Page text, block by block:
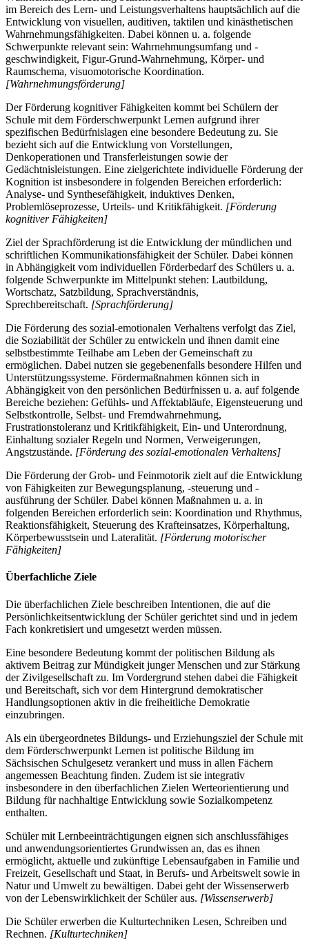
im Bereich des Lern- und Leistungsverhaltens hauptsächlich auf die
Entwicklung von visuellen, auditiven, taktilen und kinästhetischen
Wahrnehmungsfähigkeiten. Dabei können u. a. folgende
Schwerpunkte relevant sein: Wahrnehmungsumfang und -
geschwindigkeit, Figur-Grund-Wahrnehmung, Körper- und
Raumschema, visuomotorische Koordination.
[Wahrnehmungsförderung]
Der Förderung kognitiver Fähigkeiten kommt bei Schülern der
Schule mit dem Förderschwerpunkt Lernen aufgrund ihrer
spezifischen Bedürfnislagen eine besondere Bedeutung zu. Sie
bezieht sich auf die Entwicklung von Vorstellungen,
Denkoperationen und Transferleistungen sowie der
Gedächtnisleistungen. Eine zielgerichtete individuelle Förderung der
Kognition ist insbesondere in folgenden Bereichen erforderlich:
Analyse- und Synthesefähigkeit, induktives Denken,
Problemlöseprozesse, Urteils- und Kritikfähigkeit. [Förderung
kognitiver Fähigkeiten]
Ziel der Sprachförderung ist die Entwicklung der mündlichen und
schriftlichen Kommunikationsfähigkeit der Schüler. Dabei können
in Abhängigkeit vom individuellen Förderbedarf des Schülers u. a.
folgende Schwerpunkte im Mittelpunkt stehen: Lautbildung,
Wortschatz, Satzbildung, Sprachverständnis,
Sprechbereitschaft. [Sprachförderung]
Die Förderung des sozial-emotionalen Verhaltens verfolgt das Ziel,
die Soziabilität der Schüler zu entwickeln und ihnen damit eine
selbstbestimmte Teilhabe am Leben der Gemeinschaft zu
ermöglichen. Dabei nutzen sie gegebenenfalls besondere Hilfen und
Unterstützungssysteme. Fördermaßnahmen können sich in
Abhängigkeit von den persönlichen Bedürfnissen u. a. auf folgende
Bereiche beziehen: Gefühls- und Affektabläufe, Eigensteuerung und
Selbstkontrolle, Selbst- und Fremdwahrnehmung,
Frustrationstoleranz und Kritikfähigkeit, Ein- und Unterordnung,
Einhaltung sozialer Regeln und Normen, Verweigerungen,
Angstzustände. [Förderung des sozial-emotionalen Verhaltens]
Die Förderung der Grob- und Feinmotorik zielt auf die Entwicklung
von Fähigkeiten zur Bewegungsplanung, -steuerung und -
ausführung der Schüler. Dabei können Maßnahmen u. a. in
folgenden Bereichen erforderlich sein: Koordination und Rhythmus,
Reaktionsfähigkeit, Steuerung des Krafteinsatzes, Körperhaltung,
Körperbewusstsein und Lateralität. [Förderung motorischer
Fähigkeiten]
Überfachliche Ziele
Die überfachlichen Ziele beschreiben Intentionen, die auf die
Persönlichkeitsentwicklung der Schüler gerichtet sind und in jedem
Fach konkretisiert und umgesetzt werden müssen.
Eine besondere Bedeutung kommt der politischen Bildung als
aktivem Beitrag zur Mündigkeit junger Menschen und zur Stärkung
der Zivilgesellschaft zu. Im Vordergrund stehen dabei die Fähigkeit
und Bereitschaft, sich vor dem Hintergrund demokratischer
Handlungsoptionen aktiv in die freiheitliche Demokratie
einzubringen.
Als ein übergeordnetes Bildungs- und Erziehungsziel der Schule mit
dem Förderschwerpunkt Lernen ist politische Bildung im
Sächsischen Schulgesetz verankert und muss in allen Fächern
angemessen Beachtung finden. Zudem ist sie integrativ
insbesondere in den überfachlichen Zielen Werteorientierung und
Bildung für nachhaltige Entwicklung sowie Sozialkompetenz
enthalten.
Schüler mit Lernbeeinträchtigungen eignen sich anschlussfähiges
und anwendungsorientiertes Grundwissen an, das es ihnen
ermöglicht, aktuelle und zukünftige Lebensaufgaben in Familie und
Freizeit, Gesellschaft und Staat, in Berufs- und Arbeitswelt sowie in
Natur und Umwelt zu bewältigen. Dabei geht der Wissenserwerb
von der Lebenswirklichkeit der Schüler aus. [Wissenserwerb]
Die Schüler erwerben die Kulturtechniken Lesen, Schreiben und
Rechnen. [Kulturtechniken]